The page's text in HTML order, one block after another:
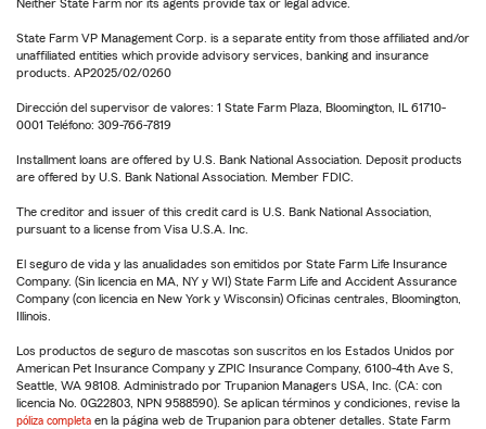
Neither State Farm nor its agents provide tax or legal advice.
State Farm VP Management Corp. is a separate entity from those affiliated and/or
unaffiliated entities which provide advisory services, banking and insurance
products. AP2025/02/0260
Dirección del supervisor de valores: 1 State Farm Plaza, Bloomington, IL 61710-
0001 Teléfono: 309-766-7819
Installment loans are offered by U.S. Bank National Association. Deposit products
are offered by U.S. Bank National Association. Member FDIC.
The creditor and issuer of this credit card is U.S. Bank National Association,
pursuant to a license from Visa U.S.A. Inc.
El seguro de vida y las anualidades son emitidos por State Farm Life Insurance
Company. (Sin licencia en MA, NY y WI) State Farm Life and Accident Assurance
Company (con licencia en New York y Wisconsin) Oficinas centrales, Bloomington,
Illinois.
Los productos de seguro de mascotas son suscritos en los Estados Unidos por
American Pet Insurance Company y ZPIC Insurance Company, 6100-4th Ave S,
Seattle, WA 98108. Administrado por Trupanion Managers USA, Inc. (CA: con
licencia No. 0G22803, NPN 9588590). Se aplican términos y condiciones, revise la
póliza completa en la página web de Trupanion para obtener detalles. State Farm